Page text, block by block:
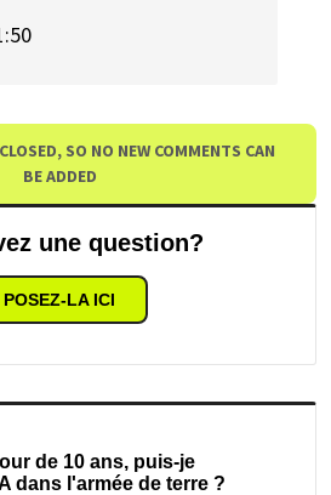
SO NO NEW COMMENTS CAN
BE ADDED
une question?
POSEZ-LA ICI
de 10 ans, puis-je
dans l'armée de terre ?